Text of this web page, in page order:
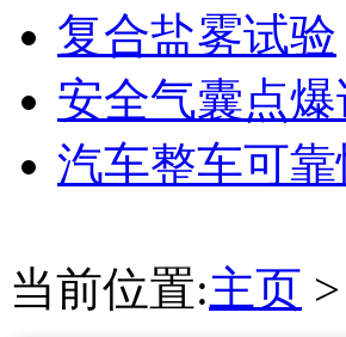
复合盐雾试验
安全气囊点
汽车整车可
当前位置:主页 >